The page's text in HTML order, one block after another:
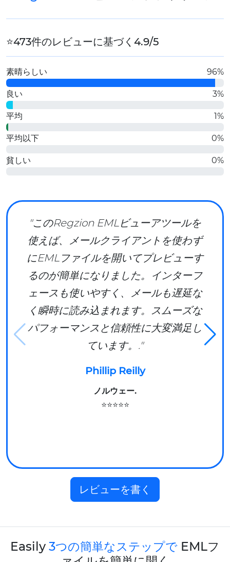
⭐473件のレビューに基づく4.9/5
素晴らしい 96%
良い 3%
平均 1%
平均以下 0%
貧しい 0%
"このRegzion EMLビューアツールを
使えば、メールクライアントを使わず
にEMLファイルを開いてプレビューす
るのが簡単になりました。インターフ
ェースも使いやすく、メールも遅延な
く瞬時に読み込まれます。スムーズな
パフォーマンスと信頼性に大変満足し
ています。."
Phillip Reilly
ノルウェー.
⭐⭐⭐⭐⭐
レビューを書く
Easily 3つの簡単なステップで EMLフ